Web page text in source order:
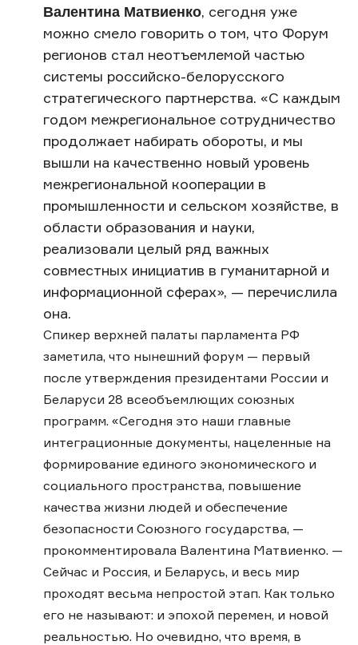
Валентина Матвиенко, сегодня уже
можно смело говорить о том, что Форум
регионов стал неотъемлемой частью
системы российско-белорусского
стратегического партнерства. «С каждым
годом межрегиональное сотрудничество
продолжает набирать обороты, и мы
вышли на качественно новый уровень
межрегиональной кооперации в
промышленности и сельском хозяйстве, в
области образования и науки,
реализовали целый ряд важных
совместных инициатив в гуманитарной и
информационной сферах», — перечислила
она.
Спикер верхней палаты парламента РФ
заметила, что нынешний форум — первый
после утверждения президентами России и
Беларуси 28 всеобъемлющих союзных
программ. «Сегодня это наши главные
интеграционные документы, нацеленные на
формирование единого экономического и
социального пространства, повышение
качества жизни людей и обеспечение
безопасности Союзного государства, —
прокомментировала Валентина Матвиенко. —
Сейчас и Россия, и Беларусь, и весь мир
проходят весьма непростой этап. Как только
его не называют: и эпохой перемен, и новой
реальностью. Но очевидно, что время, в